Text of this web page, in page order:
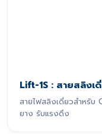
Lift-1S : สายสลิง
สายไฟสลิงเดี่ยวสำหรั
ยาง รับแรงดึง